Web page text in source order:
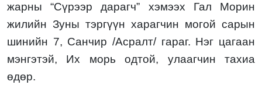
жарны “Сүрээр дарагч” хэмээх Гал Морин
жилийн Зуны тэргүүн харагчин могой сарын
шинийн 7, Санчир /Асралт/гараг. Нэг цагаан
мэнгэтэй, Их морьодтой, улаагчин тахиа
өдөр.